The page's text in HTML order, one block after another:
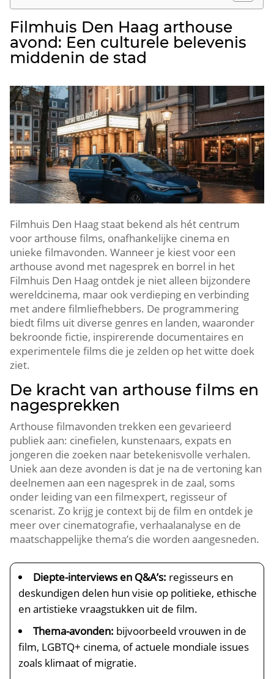
Filmhuis Den Haag arthouse
avond: Een culturele belevenis
middenin de stad
Filmhuis Den Haag staat bekend als hét centrum
voor arthouse films, onafhankelijke cinema en
unieke filmavonden.​ Wanneer je kiest voor een
arthouse avond met nagesprek en borrel in het
Filmhuis Den Haag ontdek je niet alleen bijzondere
wereldcinema, maar ook verdieping en verbinding
met andere filmliefhebbers.​ De programmering
biedt films uit diverse genres en landen, waaronder
bekroonde fictie, inspirerende documentaires en
experimentele films die je zelden op het witte doek
ziet.​
De kracht van arthouse films en
nagesprekken
Arthouse filmavonden trekken een gevarieerd
publiek aan: cinefielen, kunstenaars, expats en
jongeren die zoeken naar betekenisvolle verhalen.​
Uniek aan deze avonden is dat je na de vertoning kan
deelnemen aan een nagesprek in de zaal, soms
onder leiding van een filmexpert, regisseur of
scenarist.​ Zo krijg je context bij de film en ontdek je
meer over cinematografie, verhaalanalyse en de
maatschappelijke thema’s die worden aangesneden.​
Diepte-interviews en Q&A’s: regisseurs en
deskundigen delen hun visie op politieke, ethische
en artistieke vraagstukken uit de film.​
Thema-avonden: bijvoorbeeld vrouwen in de
film, LGBTQ+ cinema, of actuele mondiale issues
zoals klimaat of migratie.​